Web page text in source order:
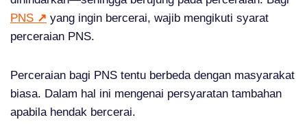
PNS ↗ yang ingin bercerai, wajib mengikuti syarat
perceraian PNS.
Perceraian bagi PNS tentu berbeda dengan masyarakat
biasa. Dalam hal ini mengenai persyaratan tambahan
apabila hendak bercerai.